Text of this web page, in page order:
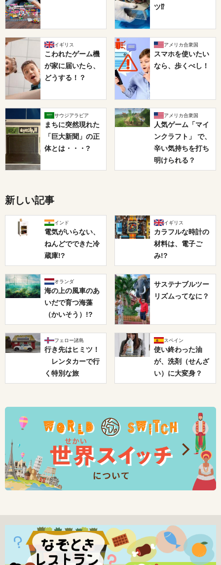
ツ⁉
イギリス
こわれたゲーム機
が家に届いたら、
どうする！？
アメリカ合衆国
スマホを使いたい
なら、歩くべし！
サウジアラビア
まちに突然現れた
「巨大新聞」の正
体とは・・・?
アメリカ合衆国
人気ゲーム「マイ
ンクラフト」 で、
辛い気持ちを打ち
明けられる？
新しい記事
インド
電気がいらない、
ねんどでできた冷
蔵庫!?
イギリス
カラフルな時計の
材料は、電子ご
み!?
オランダ
海の上の風車のあ
いだで育つ海藻
（かいそう）!?
サステナブルツー
リズムってなに？
フェロー諸島
行き先はヒミツ！
レンタカーで行
く特別な旅
スペイン
使い終わった油
が、洗剤（せんざ
い）に大変身？